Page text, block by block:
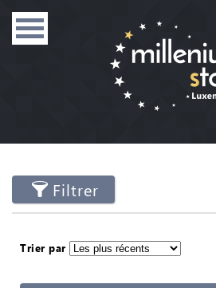
Filtrer
Trier par